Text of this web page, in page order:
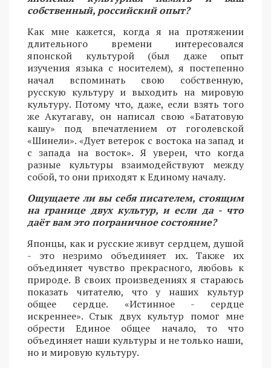
собственный, российский опыт?
Как мне кажется, когда я на протяжении
длительного времени интересовался
японской культурой (был даже опыт
изучения языка с носителем), я постепенно
начал вспоминать свою собственную,
русскую культуру и выходить на мировую
культуру. Потому что, даже, если взять того
же Акутагаву, он написал свою «Бататовую
кашу» под впечатлением от гоголевской
«Шинели». «Дует ветерок с востока на запад и
с запада на восток». Я уверен, что когда
разные культуры взаимодействуют между
собой, то они приходят к Единому началу.
Ощущаете ли вы себя писателем, стоящим
на границе двух культур, и если да - что
даёт вам это пограничное состояние?
Японцы, как и русские живут сердцем, душой
- это незримо объединяет их. Также их
объединяет чувство прекрасного, любовь к
природе. В своих произведениях я стараюсь
показать читателю, что у наших культур
общее сердце. «Истинное - сердце
искреннее». Стык двух культур помог мне
обрести Единое общее начало, то что
объединяет наши культуры и не только наши,
но и мировую культуру.